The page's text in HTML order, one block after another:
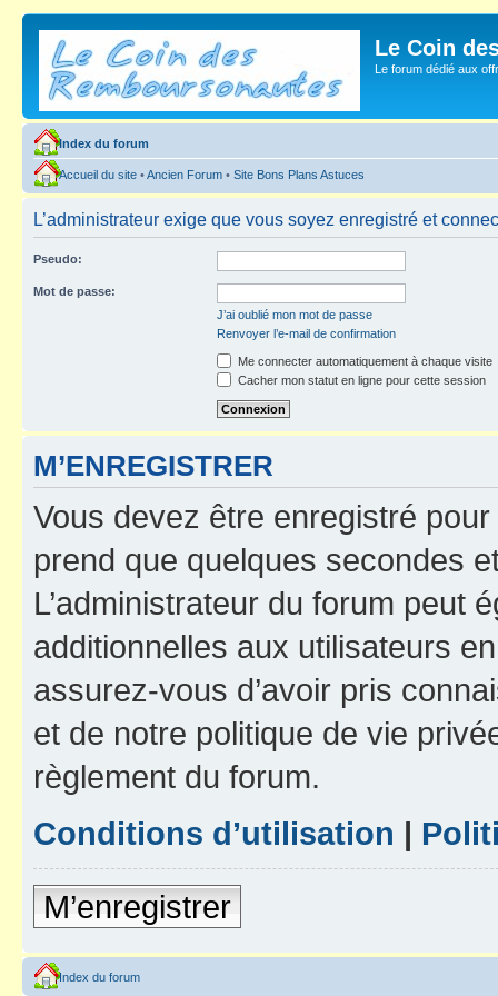
Le Coin
Le forum dédié aux
Index du forum
Accueil du site •Ancien Forum • Site Bons Plans Astuces
L’administrateur exige que vous soyez enregistré et
Pseudo:
Mot de passe:
J’ai oublié mon mot de passe
Renvoyer l’e-mail de confirmation
Me connecter automatiquement à chaque visite
Cacher mon statut en ligne pour cette session
M’ENREGISTRER
Vous devez être enregistré
prend que quelques secondes
L’administrateur du forum peut
additionnelles aux utilisateurs
assurez-vous d’avoir pris
et de notre politique de vie
règlement du forum.
Conditions d’utilisation |
M’enregistrer
Index du forum